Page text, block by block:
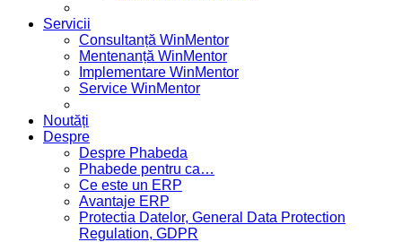
Servicii
Consultanță WinMentor
Mentenanță WinMentor
Implementare WinMentor
Service WinMentor
Noutăți
Despre
Despre Phabeda
Phabede pentru ca…
Ce este un ERP
Avantaje ERP
Protectia Datelor, General Data Protection
Regulation, GDPR